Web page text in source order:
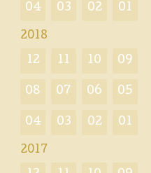
04 03 02 01
2018
12 11 10 09
08 07 06 05
04 03 02 01
2017